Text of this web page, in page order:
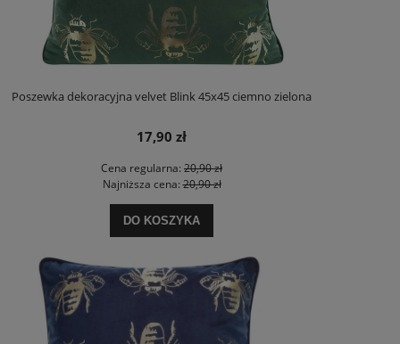
Poszewka dekoracyjna velvet Blink 45x45 ciemno zielona
17,90 zł
Cena regularna: 20,90 zł
Najniższa cena:20,90 zł
DO KOSZYKA